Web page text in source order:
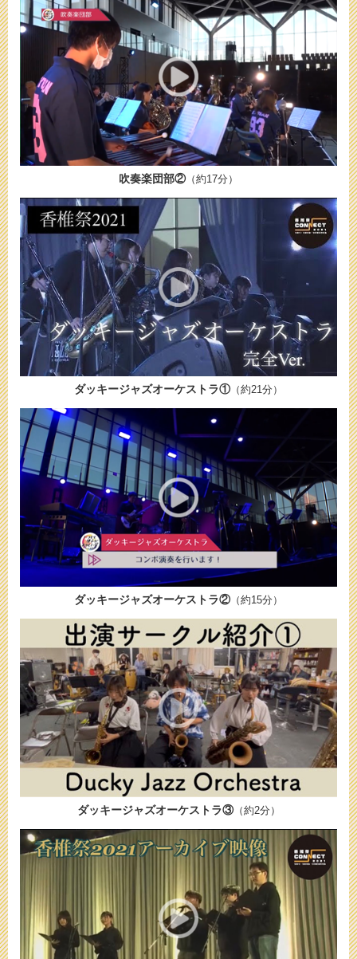
吹奏楽団部②（約17分）
ダッキージャズオーケストラ①（約21分）
ダッキージャズオーケストラ②（約15分）
ダッキージャズオーケストラ③（約2分）